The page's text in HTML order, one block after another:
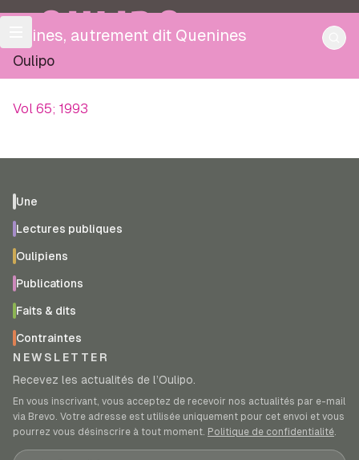
OULIPO
N-ines, autrement dit Quenines
Oulipo
Vol 65; 1993
Une
Lectures publiques
Oulipiens
Publications
Faits & dits
Contraintes
NEWSLETTER
Recevez les actualités de l’Oulipo.
En vous inscrivant, vous acceptez de recevoir nos actualités par e-mail
via Brevo. Votre adresse est utilisée uniquement pour cet envoi et vous
pourrez vous désinscrire à tout moment. Politique de confidentialité.